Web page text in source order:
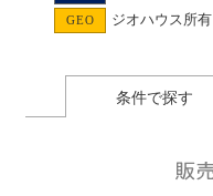
GEO ジオハウス所有
条件で探す